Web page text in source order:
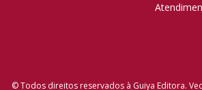
© Todos direitos reservados à Guiya Editora.